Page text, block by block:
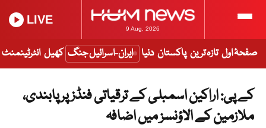
9 Aug, 2026
LIVE
صفحۂ اول تازہ ترین پاکستان دنیا ایران-اسرائیل جنگ کھیل انٹرٹینمنٹ
کے پی: اراکین اسمبلی کے ترقیاتی فنڈز پر پابندی،
ملازمین کے الاؤنسز میں اضافہ